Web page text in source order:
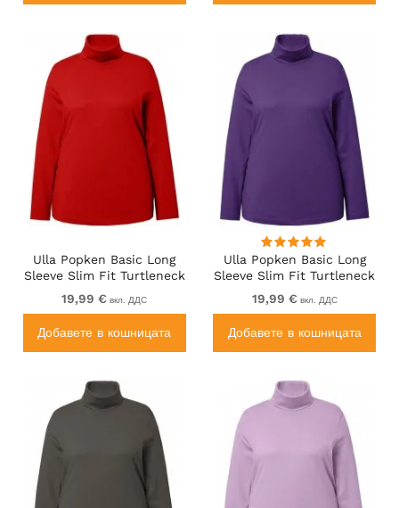
Ulla Popken Basic Long
Sleeve Slim Fit Turtleneck
Dark Berry
19,99 € вкл. ДДС
Добавете в кошницата
Ulla Popken Basic Long
Sleeve Slim Fit Turtleneck
Deep Violet
19,99 € вкл. ДДС
Добавете в кошницата